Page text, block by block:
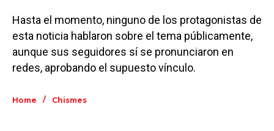
Hasta el momento, ninguno de los protagonistas de
esta noticia hablaron sobre el tema públicamente,
aunque sus seguidores sí se pronunciaron en
redes, aprobando el supuesto vínculo.
Home / Chismes